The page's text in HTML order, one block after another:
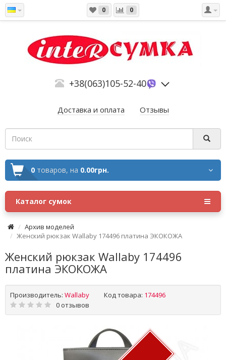
0 0
+38(063)105-52-40
Доставка и оплата Отзывы
0 товаров, на 0.00грн.
Каталог сумок
Архив моделей
Женский рюкзак Wallaby 174496 платина ЭКОКОЖА
Женский рюкзак Wallaby 174496
платина ЭКОКОЖА
Производитель: Wallaby Код товара: 174496
0 отзывов